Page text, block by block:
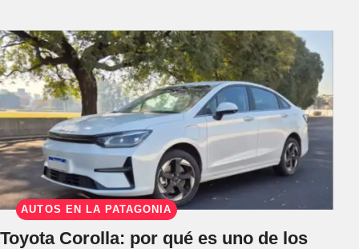
AUTOS EN LA PATAGONIA
Toyota Corolla: por qué es uno de los